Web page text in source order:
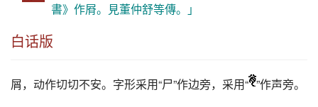
書》作㞕。見董仲舒等傳。」
白话版
屑，动作切切不安。字形采用“尸”作边旁，采用“ ”作声旁。